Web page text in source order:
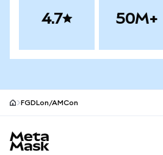
4.7 50M+
FGDLon/AMCon